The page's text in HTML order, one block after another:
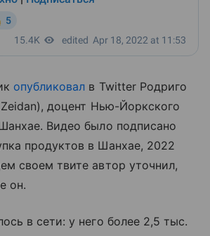
опубликовал в Twitter Родриго
доцент Нью-Йоркского
Видео было подписано
продуктов в Шанхае, 2022
своем твите автор уточнил,
он.
в сети: у него более 2,5 тыс.